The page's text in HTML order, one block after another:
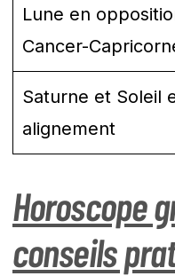
Lune en
Cancer-
Saturne et Soleil
alignement
Horoscope
conseils